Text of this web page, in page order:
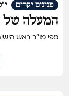
פנינים יקרים
המעלה של
מפי מו''ר ראש הישיבה הרב בניהו שמואלי שליט''א